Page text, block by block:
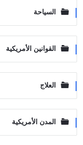
السياحة
القوانين الأمريكية
العلاج
المدن الأمريكية